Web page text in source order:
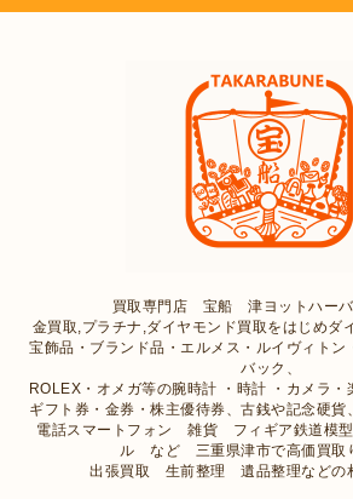
買取専門店 宝船 津ヨットハーバ
金買取,プラチナ,ダイヤモンド買取をはじめダ
宝飾品・ブランド品・エルメス・ルイヴィトン
バック、
ROLEX・オメガ等の腕時計 ・時計 ・カメラ・
ギフト券・金券・株主優待券、古銭や記念硬
電話スマートフォン 雑貨 フィギア鉄道模
ル など 三重県津市で高価買取
出張買取 生前整理 遺品整理などの